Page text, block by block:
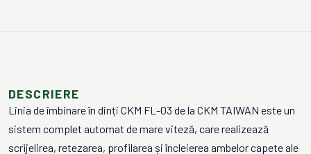
DESCRIERE
Linia de îmbinare în dinți CKM FL-03 de la CKM TAIWAN este un
sistem complet automat de mare viteză, care realizează
scrijelirea, retezarea, profilarea și încleierea ambelor capete ale